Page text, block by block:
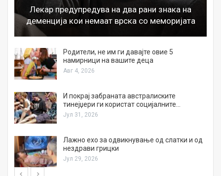
Лекар предупредува на два рани знака на
деменција кои немаат врска со меморијата
Родители, не им ги давајте овие 5
намирници на вашите деца
Авг 4, 2026
И покрај забраната австралиските
тинејџери ги користат социјалните…
Јул 31, 2026
Лажно ехо за одвикнување од слатки и од
нездрави грицки
Јул 29, 2026